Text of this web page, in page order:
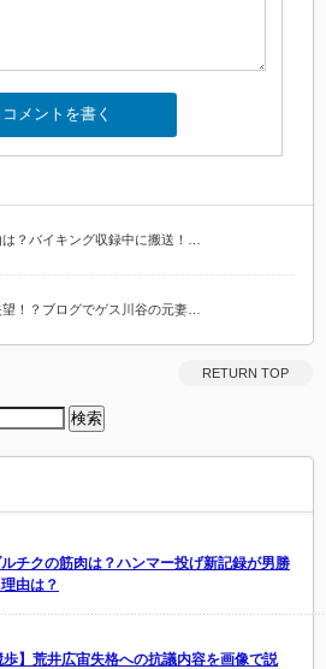
？バイキング収録中に搬送！…
！？ブログでゲス川谷の元妻…
RETURN TOP
チクの筋肉は？ハンマー投げ新記録が男勝
由は？
歩】荒井広宙失格への抗議内容を画像で説